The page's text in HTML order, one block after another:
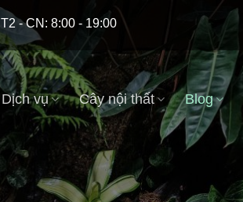
T2 - CN: 8:00 - 19:00
Dịch vụ Cây nội thất Blog